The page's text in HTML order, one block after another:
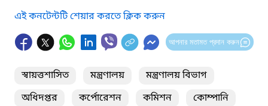
এই কনটেন্টটি শেয়ার করতে ক্লিক করুন
আপনার মতামত প্রদান করুন
স্বায়ত্তশাসিত মন্ত্রণালয়
মন্ত্রণালয় বিভাগ
অধিদপ্তর
কর্পোরেশন কমিশন
কোম্পানি